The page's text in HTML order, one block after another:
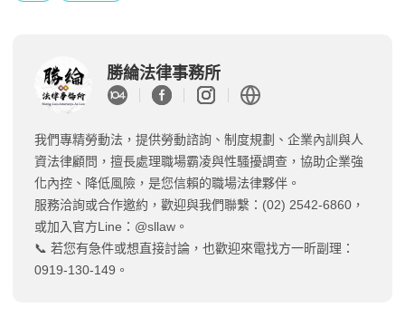
勝綸法律事務所
我們專精勞動法，提供勞動諮詢、制度規劃、企業內訓與人
資法律顧問，擅長處理職場霸凌與性騷擾調查，協助企業強
化內控、降低風險，是您信賴的職場法律夥伴。
服務洽詢或合作邀約，歡迎與我們聯繫：(02) 2542-6860，
或加入官方Line：@sllaw。
📞 若您有急件或想直接討論，也歡迎來電找方一昕副理：
0919-130-149。